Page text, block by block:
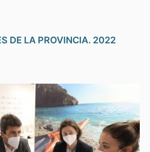
DE LA PROVINCIA. 2022